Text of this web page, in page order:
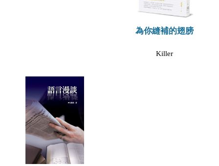
為你縫補的翅膀
Killer